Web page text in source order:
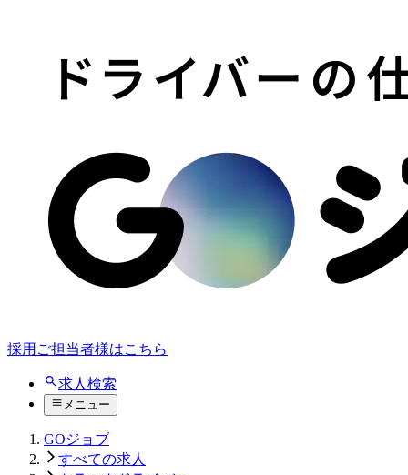
採用ご担当者様はこちら
求人検索
メニュー
GOジョブ
すべての求人